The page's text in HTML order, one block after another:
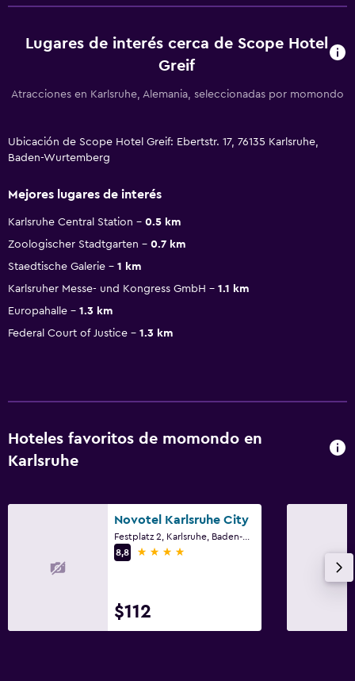
Lugares de interés cerca de Scope Hotel
Greif
Atracciones en Karlsruhe, Alemania, seleccionadas por momondo
Ubicación de Scope Hotel Greif: Ebertstr. 17, 76135 Karlsruhe,
Baden-Wurtemberg
Mejores lugares de interés
Karlsruhe Central Station
0.5 km
Zoologischer Stadtgarten
0.7 km
Staedtische Galerie
1 km
Karlsruher Messe- und Kongress GmbH
1.1 km
Europahalle
1.3 km
Federal Court of Justice
1.3 km
Hoteles favoritos de momondo en
Karlsruhe
Novotel Karlsruhe City
8,8
4 estrellas
$112